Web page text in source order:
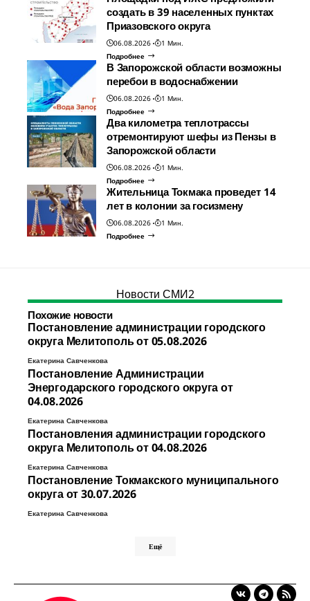
создать в 39 населенных пунктах
Приазовского округа
06.08.2026
1 Мин.
Подробнее
В Запорожской области возможны
перебои в водоснабжении
06.08.2026
1 Мин.
Подробнее
Два километра теплотрассы
отремонтируют шефы из Пензы в
Запорожской области
06.08.2026
1 Мин.
Подробнее
Жительница Токмака проведет 14
лет в колонии за госизмену
06.08.2026
1 Мин.
Подробнее
Новости СМИ2
Похожие новости
Постановление администрации городского
округа Мелитополь от 05.08.2026
Екатерина Савченкова
Постановление Администрации
Энергодарского городского округа от
04.08.2026
Екатерина Савченкова
Постановления администрации городского
округа Мелитополь от 04.08.2026
Екатерина Савченкова
Постановление Токмакского муниципального
округа от 30.07.2026
Екатерина Савченкова
Ещё